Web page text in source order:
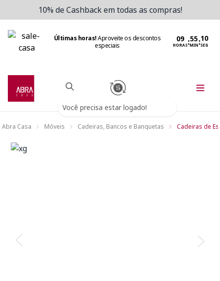
10% de Cashback em todas as compras!
Últimas horas!Aproveite os descontos
especiais
HORAS:MIN:SEG
Você precisa estar logado!
Abra Casa Móveis Cadeiras, Bancos e Banquetas Cadeiras de